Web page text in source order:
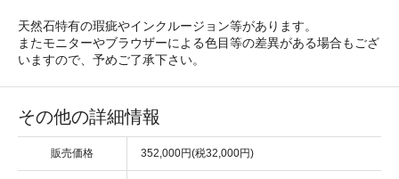
天然石特有の瑕疵やインクルージョン等があります。
またモニターやブラウザーによる色目等の差異がある場合もござ
いますので、予めご了承下さい。
その他の詳細情報
販売価格 352,000円(税32,000円)